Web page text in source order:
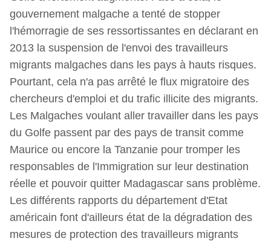
gouvernement malgache a tenté de stopper
l'hémorragie de ses ressortissantes en déclarant en
2013 la suspension de l'envoi des travailleurs
migrants malgaches dans les pays à hauts risques.
Pourtant, cela n'a pas arrêté le flux migratoire des
chercheurs d'emploi et du trafic illicite des migrants.
Les Malgaches voulant aller travailler dans les pays
du Golfe passent par des pays de transit comme
Maurice ou encore la Tanzanie pour tromper les
responsables de l'Immigration sur leur destination
réelle et pouvoir quitter Madagascar sans problème.
Les différents rapports du département d'Etat
américain font d'ailleurs état de la dégradation des
mesures de protection des travailleurs migrants